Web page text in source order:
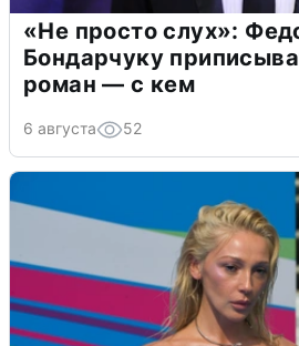
«Не просто слух»:
Бондарчуку
роман — с кем
6 августа 52